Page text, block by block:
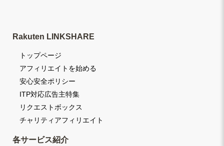
Rakuten LINKSHARE
トップページ
アフィリエイトを始める
安心安全ポリシー
ITP対応広告主特集
リクエストボックス
チャリティアフィリエイト
各サービス紹介